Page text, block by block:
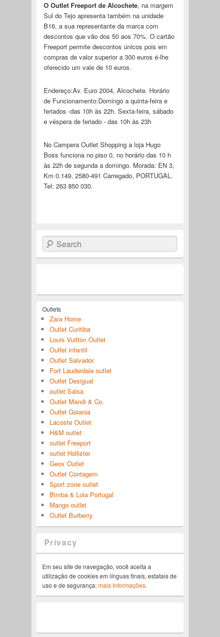
O Outlet Freeport de Alcochete, na margem
Sul do Tejo apresenta também na unidade
B16, a sua representante da marca com
descontos que vão dos 50 aos 70%. O cartão
Freeport permite descontos únicos pois em
compras de valor superior a 300 euros é-lhe
oferecido um vale de 10 euros.
Endereço:Av. Euro 2004, Alcochete. Horário
de Funcionamento:Domingo a quinta-feira e
feriados -das 10h às 22h. Sexta-feira, sábado
e véspera de feriado - das 10h às 23h
No Campera Outlet Shopping a loja Hugo
Boss funciona no piso 0, no horário das 10 h
às 22h de segunda a domingo. Morada: EN 3,
Km 0.149, 2580-491 Carregado, PORTUGAL.
Tel: 263 850 030.
Search
Outlets
Zara Home
Outlet Curitiba
Louis Vuitton Outlet
Outlet infantil
Outlet Salvador
Fort Lauderdale outlet
Outlet Desigual
outlet Salsa
Outlet Mandi & Co.
Outlet Goiania
Lacoste Outlet
H&M outlet
outlet Freeport
outlet Hollister
Geox Outlet
Outlet Contagem
Sport zone outlet
Bimba & Lola Portugal
Mango outlet
Outlet Burberry
Privacy
Em seu site de navegação, você aceita a
utilização de cookies em línguas finais, estatais de
uso e de segurança:mais Informações.